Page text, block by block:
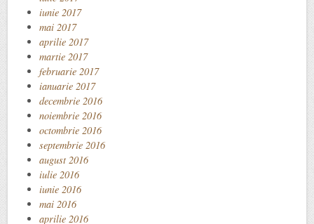
iunie 2017
mai 2017
aprilie 2017
martie 2017
februarie 2017
ianuarie 2017
decembrie 2016
noiembrie 2016
octombrie 2016
septembrie 2016
august 2016
iulie 2016
iunie 2016
mai 2016
aprilie 2016